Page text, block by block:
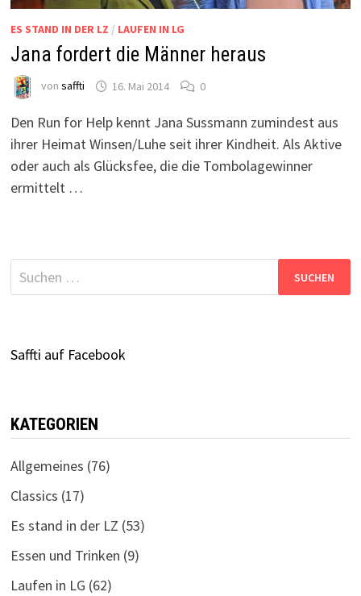
ES STAND IN DER LZ / LAUFEN IN LG
Jana fordert die Männer heraus
von saffti 16. Mai 2014 0
Den Run for Help kennt Jana Sussmann zumindest aus
ihrer Heimat Winsen/Luhe seit ihrer Kindheit. Als Aktive
oder auch als Glücksfee, die die Tombolagewinner
ermittelt …
Suchen
nach:
Saffti auf Facebook
KATEGORIEN
Allgemeines (76)
Classics (17)
Es stand in der LZ (53)
Essen und Trinken (9)
Laufen in LG (62)